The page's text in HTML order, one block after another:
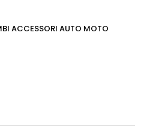
ACCESSORI AUTO MOTO